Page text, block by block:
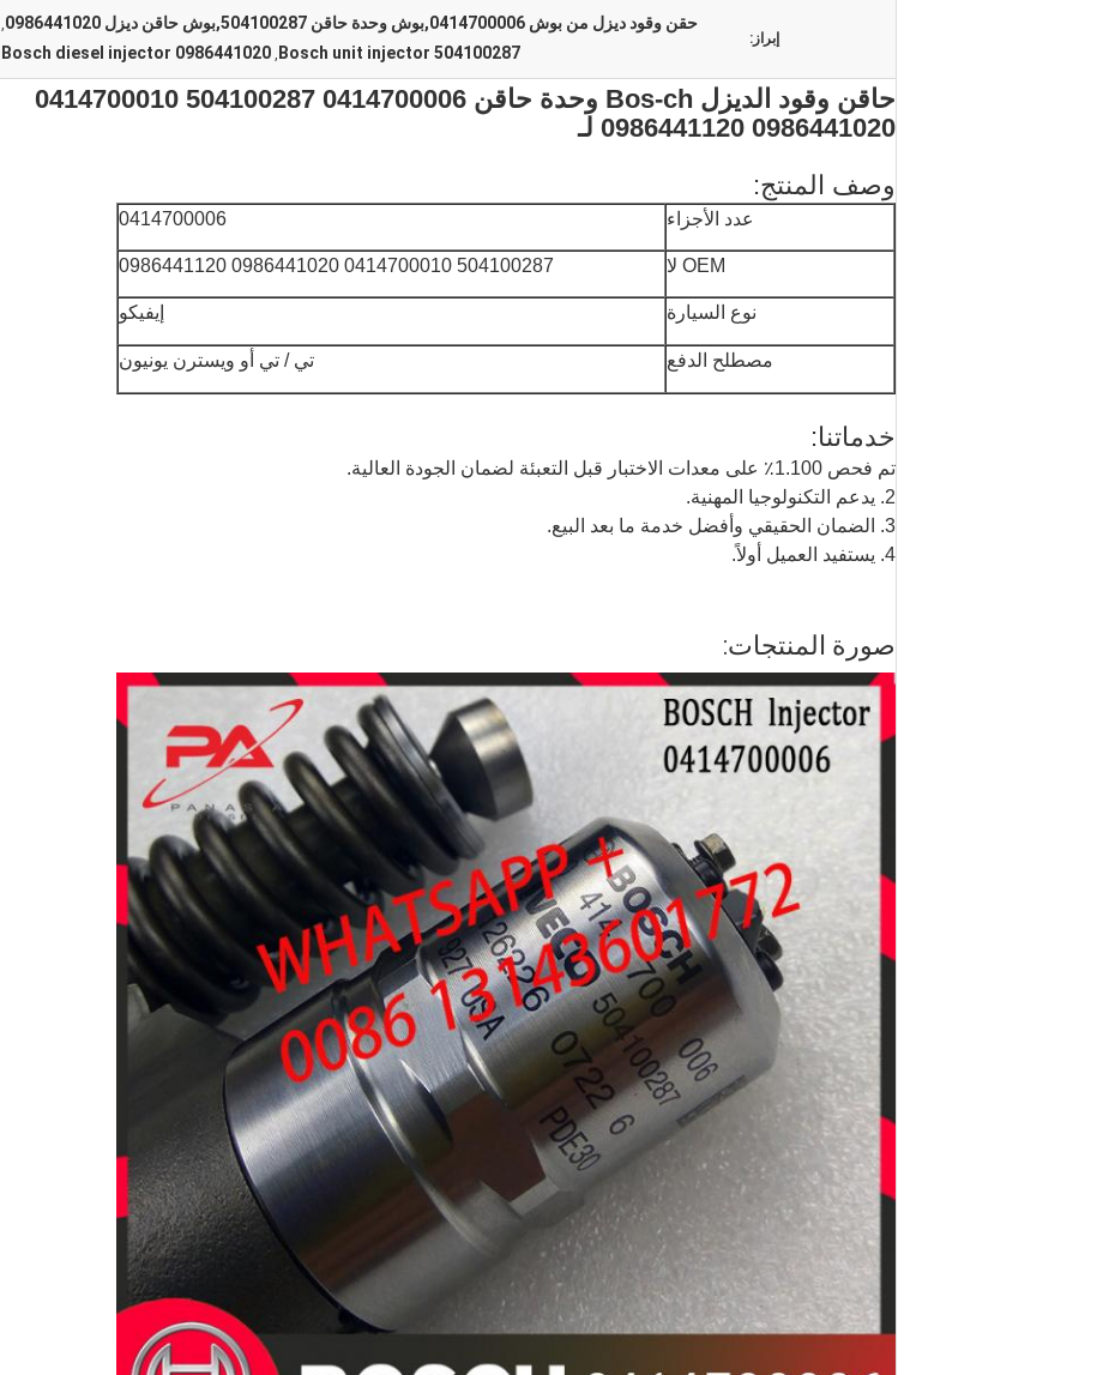
إبراز:
حقن وقود ديزل من بوش 0414700006,بوش وحدة حاقن 504100287,بوش حاقن ديزل 0986441020 ,
Bosch unit injector 504100287
,
Bosch diesel injector 0986441020
حاقن وقود الديزل Bos-ch وحدة حاقن 0414700006 504100287 0414700010
0986441020 0986441120 لـ
وصف المنتج:
عدد الأجزاء 0414700006
OEM لا 504100287 0414700010 0986441020 0986441120
نوع السيارة إيفيكو
مصطلح الدفع تي / تي أو ويسترن يونيون
خدماتنا:
تم فحص 1.100٪ على معدات الاختبار قبل التعبئة لضمان الجودة العالية.
2. يدعم التكنولوجيا المهنية.
3. الضمان الحقيقي وأفضل خدمة ما بعد البيع.
4. يستفيد العميل أولاً.
صورة المنتجات: